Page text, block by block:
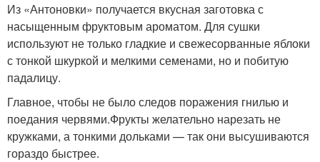
Из «Антоновки» получается вкусная заготовка с
насыщенным фруктовым ароматом. Для сушки
используют не только гладкие и свежесорванные яблоки
с тонкой шкуркой и мелкими семенами, но и побитую
падалицу.
Главное, чтобы не было следов поражения гнилью и
поедания червями.Фрукты желательно нарезать не
кружками, а тонкими дольками — так они высушиваются
гораздо быстрее.